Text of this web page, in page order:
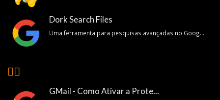
Dork Search Files
Uma ferramenta para pesquisas avançadas no Goog....
👍🏽
GMail - Como Ativar a Prote...